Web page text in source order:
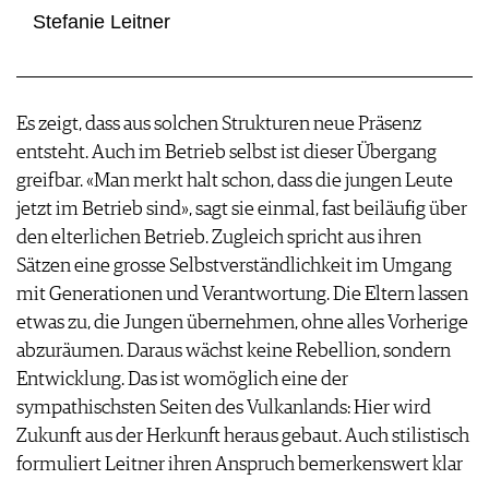
Stefanie Leitner
Es zeigt, dass aus solchen Strukturen neue Präsenz
entsteht. Auch im Betrieb selbst ist dieser Übergang
greifbar. «Man merkt halt schon, dass die jungen Leute
jetzt im Betrieb sind», sagt sie einmal, fast beiläufig über
den elterlichen Betrieb. Zugleich spricht aus ihren
Sätzen eine grosse Selbstverständlichkeit im Umgang
mit Generationen und Verantwortung. Die Eltern lassen
etwas zu, die Jungen übernehmen, ohne alles Vorherige
abzuräumen. Daraus wächst keine Rebellion, sondern
Entwicklung. Das ist womöglich eine der
sympathischsten Seiten des Vulkanlands: Hier wird
Zukunft aus der Herkunft heraus gebaut. Auch stilistisch
formuliert Leitner ihren Anspruch bemerkenswert klar